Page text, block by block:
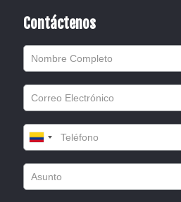
Contáctenos